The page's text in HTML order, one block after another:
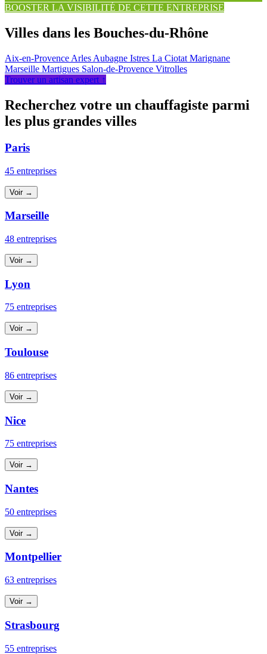
BOOSTER LA VISIBILITÉ DE CETTE ENTREPRISE
Villes dans les Bouches-du-Rhône
Aix-en-Provence Arles Aubagne Istres La Ciotat Marignane
Marseille Martigues Salon-de-Provence Vitrolles
Trouver un artisan expert ↑
Recherchez votre un chauffagiste parmi
les plus grandes villes
Paris
45 entreprises
Voir →
Marseille
48 entreprises
Voir →
Lyon
75 entreprises
Voir →
Toulouse
86 entreprises
Voir →
Nice
75 entreprises
Voir →
Nantes
50 entreprises
Voir →
Montpellier
63 entreprises
Voir →
Strasbourg
55 entreprises